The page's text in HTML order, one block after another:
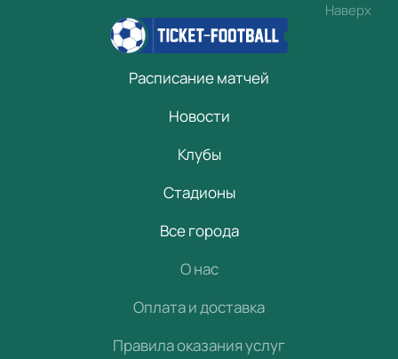
Наверх
Расписание матчей
Новости
Клубы
Стадионы
Все города
О нас
Оплата и доставка
Правила оказания услуг